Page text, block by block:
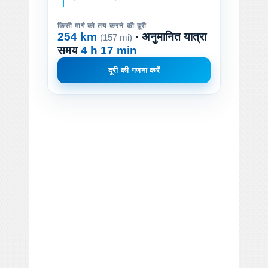
किसी मार्ग को तय करने की दूरी
254 km (157 mi) · अनुमानित यात्रा
समय4 h 17 min
दूरी की गणना करें